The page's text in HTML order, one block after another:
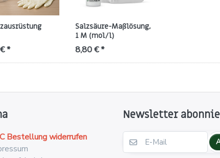
*
Salzsäure-Maßlösung,
1 M (mol/l)
8,80 € *
Bestellung widerrufen
Newsletter